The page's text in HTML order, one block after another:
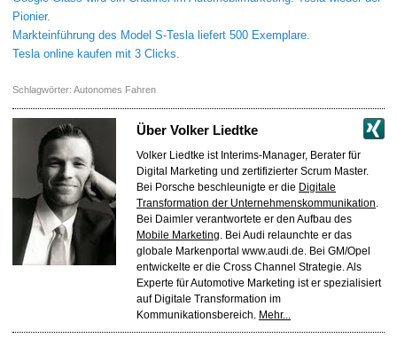
Pionier.
Markteinführung des Model S-Tesla liefert 500 Exemplare.
Tesla online kaufen mit 3 Clicks.
Schlagwörter: Autonomes Fahren
Über Volker Liedtke
Volker Liedtke ist Interims-Manager, Berater für
Digital Marketing und zertifizierter Scrum Master.
Bei Porsche beschleunigte er die Digitale
Transformation der Unternehmenskommunikation.
Bei Daimler verantwortete er den Aufbau des
Mobile Marketing. Bei Audi relaunchte er das
globale Markenportal www.audi.de. Bei GM/Opel
entwickelte er die Cross Channel Strategie. Als
Experte für Automotive Marketing ist er spezialisiert
auf Digitale Transformation im
Kommunikationsbereich. Mehr...